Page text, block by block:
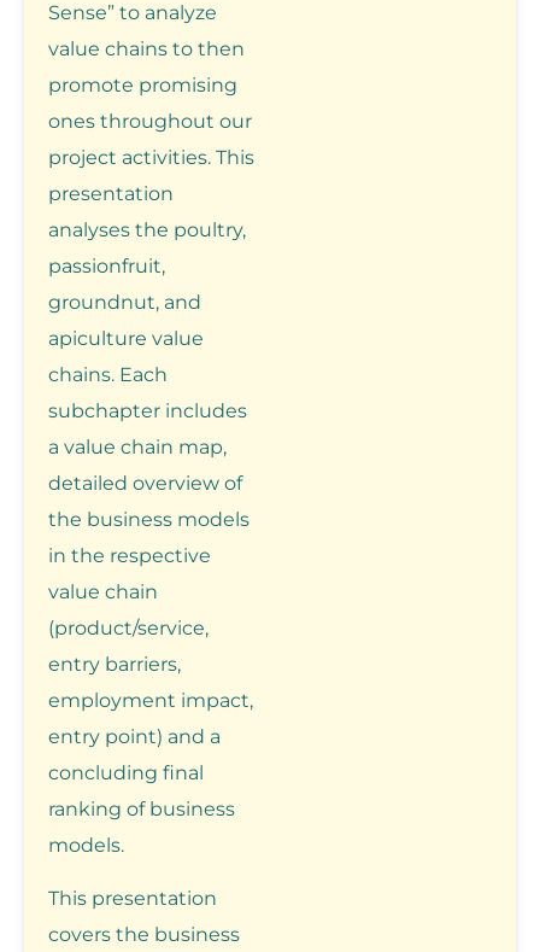
Sense” to analyze
value chains to then
promote promising
ones throughout our
project activities. This
presentation
analyses the poultry,
passionfruit,
groundnut, and
apiculture value
chains. Each
subchapter includes
a value chain map,
detailed overview of
the business models
in the respective
value chain
(product/service,
entry barriers,
employment impact,
entry point) and a
concluding final
ranking of business
models.
This presentation
covers the business